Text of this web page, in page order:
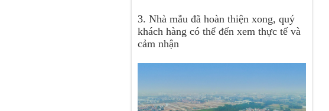
3. Nhà mẫu đã hoàn thiện xong, quý
khách hàng có thể đến xem thực tế và
cảm nhận